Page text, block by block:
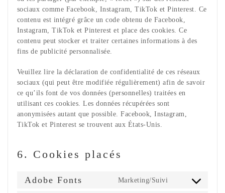
sociaux comme Facebook, Instagram, TikTok et Pinterest. Ce
contenu est intégré grâce un code obtenu de Facebook,
Instagram, TikTok et Pinterest et place des cookies. Ce
contenu peut stocker et traiter certaines informations à des
fins de publicité personnalisée.
Veuillez lire la déclaration de confidentialité de ces réseaux
sociaux (qui peut être modifiée régulièrement) afin de savoir
ce qu’ils font de vos données (personnelles) traitées en
utilisant ces cookies. Les données récupérées sont
anonymisées autant que possible. Facebook, Instagram,
TikTok et Pinterest se trouvent aux États-Unis.
6. Cookies placés
Adobe Fonts Marketing/Suivi
Consent